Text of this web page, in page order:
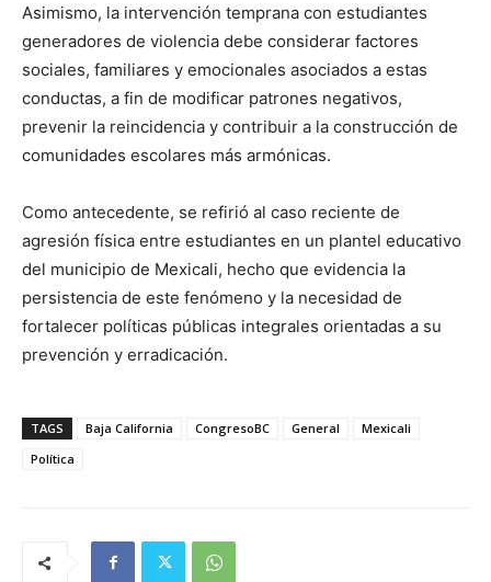
Asimismo, la intervención temprana con estudiantes
generadores de violencia debe considerar factores
sociales, familiares y emocionales asociados a estas
conductas, a fin de modificar patrones negativos,
prevenir la reincidencia y contribuir a la construcción de
comunidades escolares más armónicas.
Como antecedente, se refirió al caso reciente de
agresión física entre estudiantes en un plantel educativo
del municipio de Mexicali, hecho que evidencia la
persistencia de este fenómeno y la necesidad de
fortalecer políticas públicas integrales orientadas a su
prevención y erradicación.
TAGS Baja California CongresoBC General
Mexicali
Política